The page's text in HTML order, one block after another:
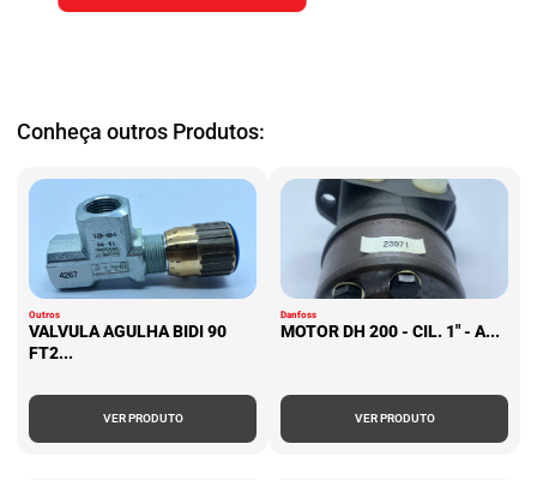
Conheça outros Produtos:
Outros
VALVULA AGULHA BIDI 90
FT2...
VER PRODUTO
Danfoss
MOTOR DH 200 - CIL. 1" - A...
VER PRODUTO